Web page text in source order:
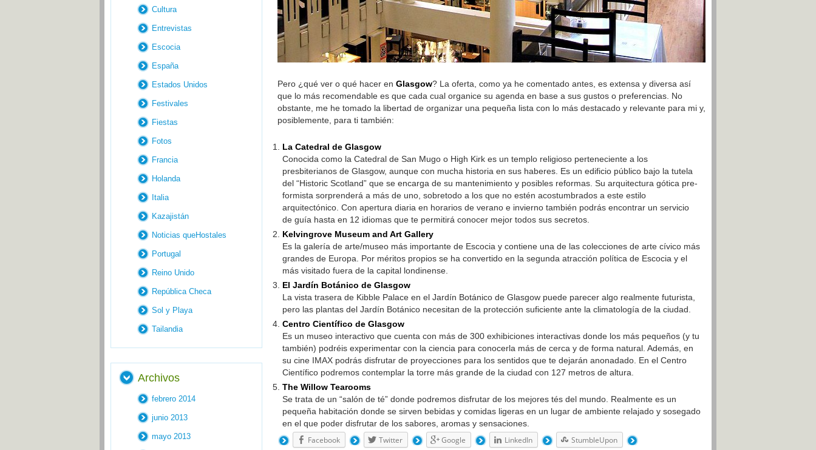
Pero ¿qué ver o qué hacer en Glasgow? La oferta, como ya he comentado antes, es extensa y diversa así
que lo más recomendable es que cada cual organice su agenda en base a sus gustos o preferencias. No
obstante, me he tomado la libertad de organizar una pequeña lista con lo más destacado y relevante para mi y,
posiblemente, para ti también:
La Catedral de Glasgow
Conocida como la Catedral de San Mugo o High Kirk es un templo religioso perteneciente a los
presbiterianos de Glasgow, aunque con mucha historia en sus haberes. Es un edificio público bajo la tutela
del “Historic Scotland” que se encarga de su mantenimiento y posibles reformas. Su arquitectura gótica pre-
formista sorprenderá a más de uno, sobretodo a los que no estén acostumbrados a este estilo
arquitectónico. Con apertura diaria en horarios de verano e invierno también podrás encontrar un servicio
de guía hasta en 12 idiomas que te permitirá conocer mejor todos sus secretos.
Kelvingrove Museum and Art Gallery
Es la galería de arte/museo más importante de Escocia y contiene una de las colecciones de arte cívico más
grandes de Europa. Por méritos propios se ha convertido en la segunda atracción política de Escocia y el
más visitado fuera de la capital londinense.
El Jardín Botánico de Glasgow
La vista trasera de Kibble Palace en el Jardín Botánico de Glasgow puede parecer algo realmente futurista,
pero las plantas del Jardín Botánico necesitan de la protección suficiente ante la climatología de la ciudad.
Centro Científico de Glasgow
Es un museo interactivo que cuenta con más de 300 exhibiciones interactivas donde los más pequeños (y tu
también) podréis experimentar con la ciencia para conocerla más de cerca y de forma natural. Además, en
su cine IMAX podrás disfrutar de proyecciones para los sentidos que te dejarán anonadado. En el Centro
Científico podremos contemplar la torre más grande de la ciudad con 127 metros de altura.
The Willow Tearooms
Se trata de un “salón de té” donde podremos disfrutar de los mejores tés del mundo. Realmente es un
pequeña habitación donde se sirven bebidas y comidas ligeras en un lugar de ambiente relajado y sosegado
en el que poder disfrutar de los sabores, aromas y sensaciones.
Facebook Twitter Google LinkedIn StumbleUpon
Cultura
Entrevistas
Escocia
España
Estados Unidos
Festivales
Fiestas
Fotos
Francia
Holanda
Italia
Kazajistán
Noticias queHostales
Portugal
Reino Unido
República Checa
Sol y Playa
Tailandia
Archivos
febrero 2014
junio 2013
mayo 2013